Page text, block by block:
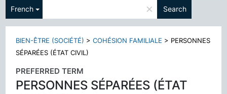
French × Search
BIEN-ÊTRE (SOCIÉTÉ) >COHÉSION FAMILIALE > PERSONNES
SÉPARÉES (ÉTAT CIVIL)
PREFERRED TERM
PERSONNES SÉPARÉES (ÉTAT